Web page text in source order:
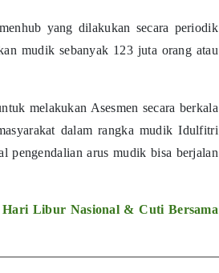
yang dilakukan secara periodik
mudik sebanyak 123 juta orang atau
melakukan Asesmen secara berkala
dalam rangka mudik Idulfitri
pengendalian arus mudik bisa berjalan
Libur Nasional & Cuti Bersama